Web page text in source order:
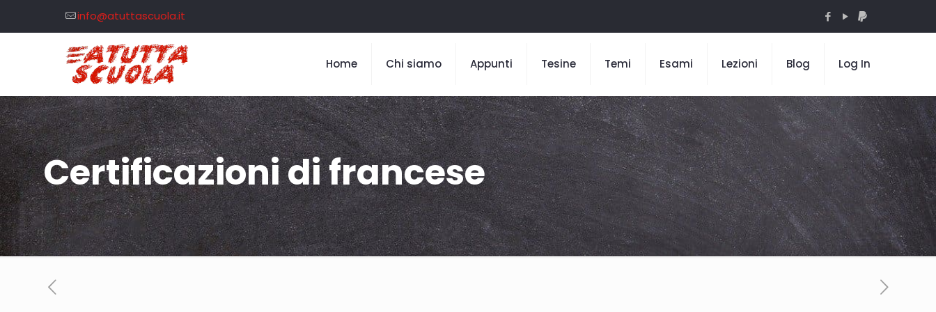
info@atuttascuola.it
Home Chi siamo Appunti Tesine Temi Esami Lezioni Blog Log In
Certificazioni di francese